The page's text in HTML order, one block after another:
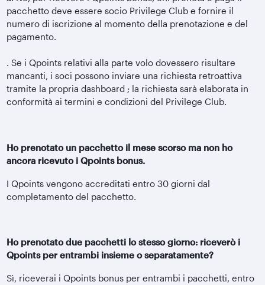
pacchetto deve essere socio Privilege Club e fornire il
numero di iscrizione al momento della prenotazione e del
pagamento.
. Se i Qpoints relativi alla parte volo dovessero risultare
mancanti, i soci possono inviare una richiesta retroattiva
tramite la propria dashboard ; la richiesta sarà elaborata in
conformità ai termini e condizioni del Privilege Club.
Ho prenotato un pacchetto il mese scorso ma non ho
ancora ricevuto i Qpoints bonus.
I Qpoints vengono accreditati entro 30 giorni dal
completamento del pacchetto.
Ho prenotato due pacchetti lo stesso giorno: riceverò i
Qpoints per entrambi insieme o separatamente?
Sì, riceverai i Qpoints bonus per entrambi i pacchetti, entro